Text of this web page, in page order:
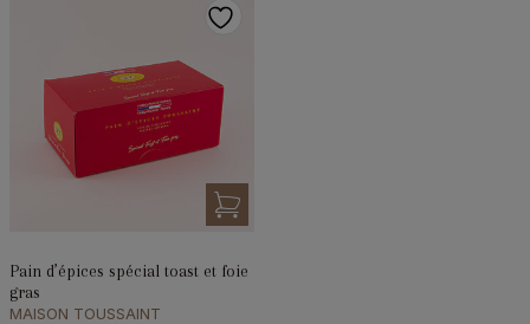
Pain d’épices spécial toast et foie
gras
MAISON TOUSSAINT